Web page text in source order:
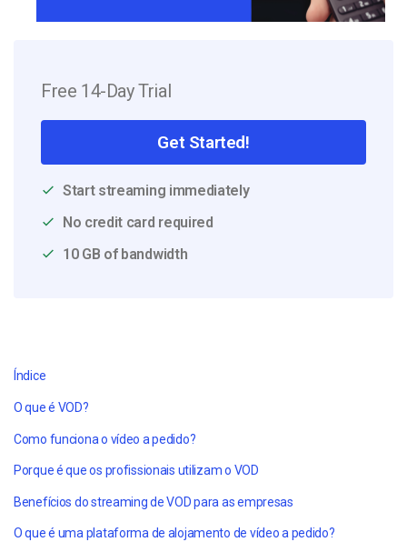
Free 14-Day Trial
Get Started!
Start streaming immediately
No credit card required
10 GB of bandwidth
Índice
O que é VOD?
Como funciona o vídeo a pedido?
Porque é que os profissionais utilizam o VOD
Benefícios do streaming de VOD para as empresas
O que é uma plataforma de alojamento de vídeo a pedido?